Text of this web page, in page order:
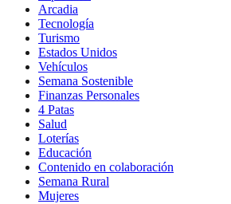
Arcadia
Tecnología
Turismo
Estados Unidos
Vehículos
Semana Sostenible
Finanzas Personales
4 Patas
Salud
Loterías
Educación
Contenido en colaboración
Semana Rural
Mujeres